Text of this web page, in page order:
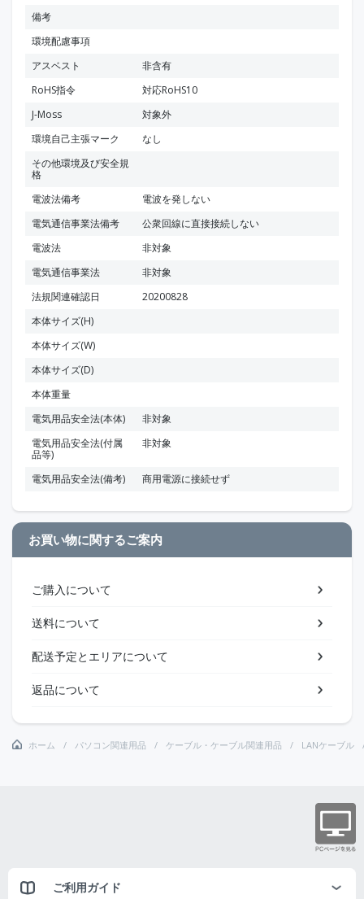
備考
環境配慮事項
アスベスト
非含有
RoHS指令
対応RoHS10
J-Moss
対象外
環境自己主張マーク
なし
その他環境及び安全規
格
電波法備考
電波を発しない
電気通信事業法備考
公衆回線に直接接続しない
電波法
非対象
電気通信事業法
非対象
法規関連確認日
20200828
本体サイズ(H)
本体サイズ(W)
本体サイズ(D)
本体重量
電気用品安全法(本体)
非対象
電気用品安全法(付属
品等)
非対象
電気用品安全法(備考) 商用電源に接続せず
お買い物に関するご案内
ご購入について
送料について
配送予定とエリアについて
返品について
ホーム パソコン関連用品 ケーブル・ケーブル関連用品 LANケーブル
ご利用ガイド